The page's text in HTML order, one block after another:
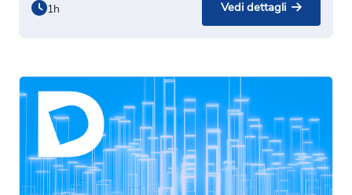
1h Vedi dettagli